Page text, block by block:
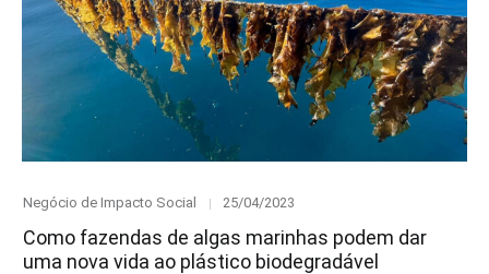
Category
Negócio de Impacto Social
Posted
25/04/2023
Como fazendas de algas marinhas podem dar
uma nova vida ao plástico biodegradável